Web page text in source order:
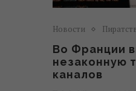
Новости
Во Франции
незаконную
каналов